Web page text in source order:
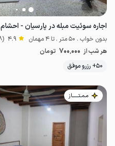
اجاره سوئیت مبله در پارسیان - احشام
بدون خواب . 50 متر . تا 4 مهمان 4.9 (48 نظر)
هر شب از 700٬000 تومان
50+ رزرو موفق
مـمـتــــــاز